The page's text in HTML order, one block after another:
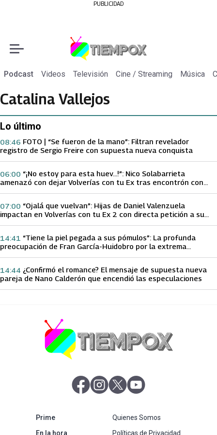
PUBLICIDAD
Podcast Videos Televisión Cine / Streaming Música
Catalina Vallejos
Lo último
FOTO | “Se fueron de la mano”: Filtran revelador
registro de Sergio Freire con supuesta nueva conquista
08:46
“¡No estoy para esta huev…!”: Nico Solabarrieta
amenazó con dejar Volverías con tu Ex tras encontrón con
06:00
“Ojalá que vuelvan”: Hijas de Daniel Valenzuela
impactan en Volverías con tu Ex 2 con directa petición a su
07:00
“Tiene la piel pegada a sus pómulos”: La profunda
preocupación de Fran García-Huidobro por la extrema
14:41
¿Confirmó el romance? El mensaje de supuesta nueva
pareja de Nano Calderón que encendió las especulaciones
14:44
abre en nueva pestaña
abre en nueva pestaña
abre en nueva pestaña
Primeabre en nueva pestaña
En la horaabre en nueva pestaña
Quienes Somos
Políticas de Privacidad